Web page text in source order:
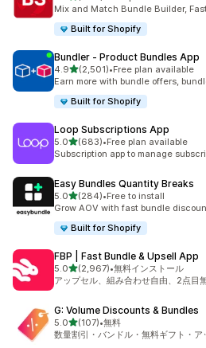
Mix and Match Bundle Builder,
Built for Shopify
Bundler ‑ Product Bundles App
4.95つ星中
(2,501)
合計レビュー数：2501件
•Free plan available
Earn more with bundle offers,
Built for Shopify
Loop Subscriptions App
5.05つ星中
(683)
合計レビュー数：683件
•Free plan available
Subscription app to manage
Easy Bundles Quantity Breaks
5.05つ星中
(284)
合計レビュー数：284件
•Free to install
Grow AOV with fast bundle
Built for Shopify
FBP | Fast Bundle & Upsell App
5.05つ星中
(2,967)
合計レビュー数：2967件
•無料インストール
アップセル、組み合わせ自由、2点目
G: Volume Discounts & Bundles
5.05つ星中
(107)
合計レビュー数：107件
•無料
数量割引・バンドル・無料ギフト・